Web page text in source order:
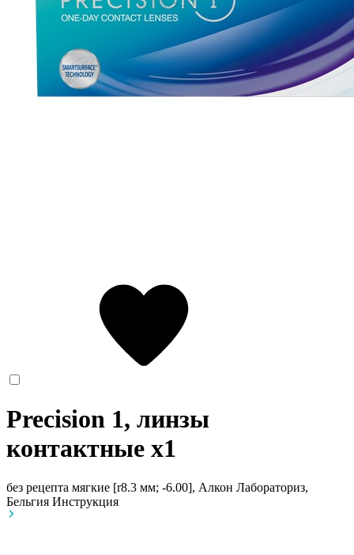
Precision 1, линзы
контактные x1
без рецепта мягкие [r8.3 мм; -6.00], Алкон Лабораториз,
Бельгия Инструкция